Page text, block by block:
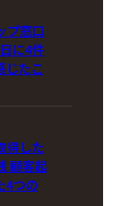
プ窓口
に4件
じたこ
得した
顧客起
4つの